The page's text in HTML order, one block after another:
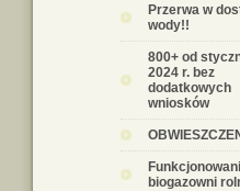
Przerwa w
wody!!
800+ od
2024 r. bez
dodatkowych
wniosków
biogazowni